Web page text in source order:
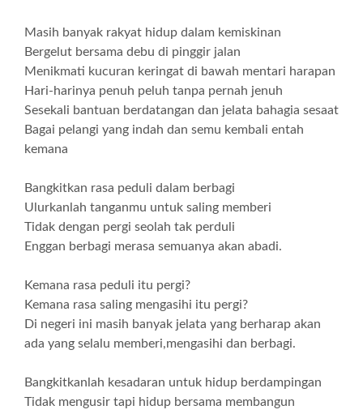
Masih banyak rakyat hidup dalam kemiskinan
Bergelut bersama debu di pinggir jalan
Menikmati kucuran keringat di bawah mentari harapan
Hari-harinya penuh peluh tanpa pernah jenuh
Sesekali bantuan berdatangan dan jelata bahagia sesaat
Bagai pelangi yang indah dan semu kembali entah
kemana
Bangkitkan rasa peduli dalam berbagi
Ulurkanlah tanganmu untuk saling memberi
Tidak dengan pergi seolah tak perduli
Enggan berbagi merasa semuanya akan abadi.
Kemana rasa peduli itu pergi?
Kemana rasa saling mengasihi itu pergi?
Di negeri ini masih banyak jelata yang berharap akan
ada yang selalu memberi,mengasihi dan berbagi.
Bangkitkanlah kesadaran untuk hidup berdampingan
Tidak mengusir tapi hidup bersama membangun